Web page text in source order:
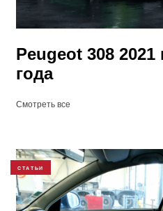
Peugeot 308
года
Смотреть все
СТАТЬИ